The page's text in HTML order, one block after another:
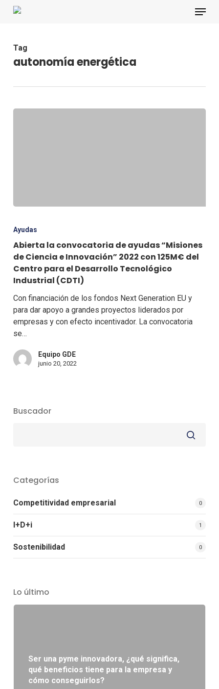
Skip
Menu
Tag
autonomía energética
Ayudas
Abierta la convocatoria de ayudas “Misiones
de Ciencia e Innovación” 2022 con 125M€ del
Centro para el Desarrollo Tecnológico
Industrial (CDTI)
Con financiación de los fondos Next Generation EU y
para dar apoyo a grandes proyectos liderados por
empresas y con efecto incentivador. La convocatoria
se…
Equipo GDE
junio 20, 2022
Buscador
Categorías
Competitividad empresarial 0
I+D+i 1
Sostenibilidad 0
Lo último
Ser una pyme innovadora, ¿qué significa,
qué beneficios tiene para la empresa y
cómo conseguirlos?